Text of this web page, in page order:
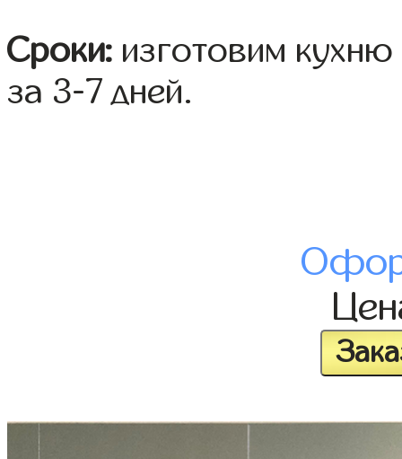
Сроки: изготовим
за 3-7 дней.